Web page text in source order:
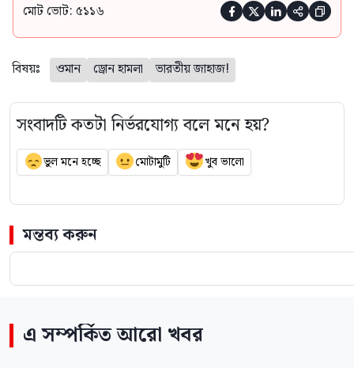
মোট ভোট: ৫১১৬     
বিষয়ঃ ওমান ড্রোন হামলা ভারতীয় জাহাজ!
সংবাদটি কতটা নির্ভরযোগ্য বলে মনে হয়?
ভুল মনে হচ্ছে মোটামুটি খুব ভালো
মন্তব্য করুন
এ সম্পর্কিত আরো খবর